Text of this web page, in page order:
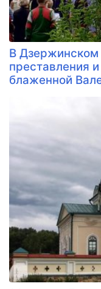
В Дзержинском
преставления
блаженной